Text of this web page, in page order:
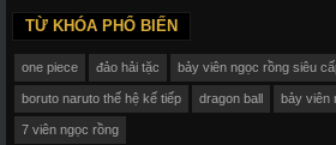
TỪ KHÓA PHỔ BIẾN
one piece đảo hải tặc bảy viên ngọc rồng siêu
boruto naruto thế hệ kế tiếp dragon ball bảy viên
7 viên ngọc rồng